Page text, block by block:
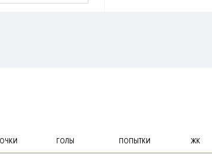
ОЧКИ ГОЛЫ ПОПЫТКИ ЖК